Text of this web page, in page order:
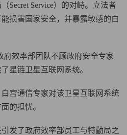
Secret Service）的对峙。立法者
损害国家安全，并暴露敏感的白
府效率部团队不顾政府安全专家
星链卫星互联网系统。
宫通信专家对该卫星互联网系统
的担忧。
发了政府效率部员工与特勤局之